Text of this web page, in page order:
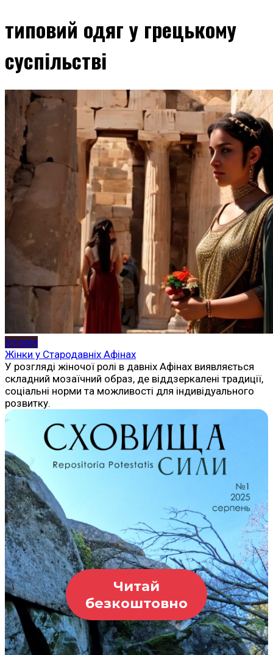
типовий одяг у грецькому
суспільстві
Історія
Жінки у Стародавніх Афінах
У розгляді жіночої ролі в давніх Афінах виявляється
складний мозаїчний образ, де віддзеркалені традиції,
соціальні норми та можливості для індивідуального
розвитку.
Читай
безкоштовно